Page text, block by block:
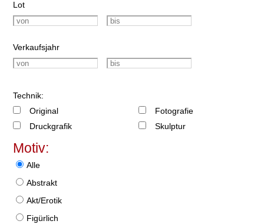
Lot
Verkaufsjahr
Technik:
Original
Druckgrafik
Fotografie
Skulptur
Motiv:
Alle
Abstrakt
Akt/Erotik
Figürlich